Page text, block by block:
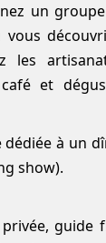
un
vous
les
et
dédiée à un
show).
guide